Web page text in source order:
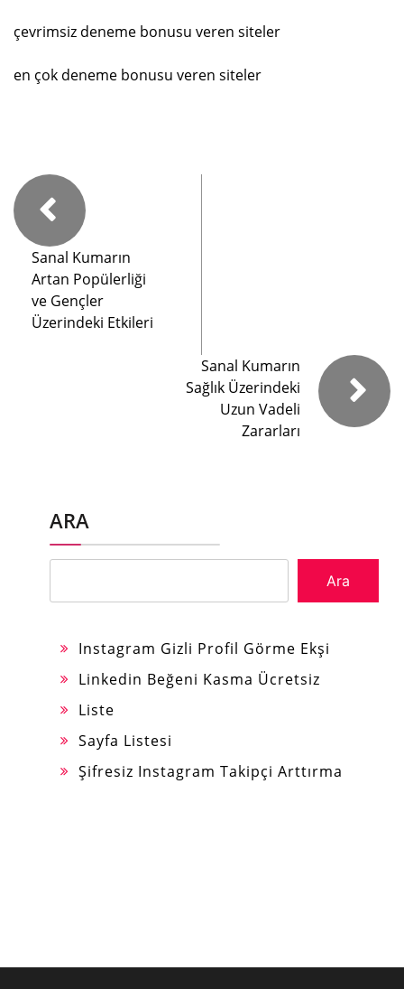
çevrimsiz deneme bonusu veren siteler
en çok deneme bonusu veren siteler
Sanal Kumarın
Artan Popülerliği
ve Gençler
Üzerindeki Etkileri
Sanal Kumarın
Sağlık Üzerindeki
Uzun Vadeli
Zararları
ARA
Ara
Instagram Gizli Profil Görme Ekşi
Linkedin Beğeni Kasma Ücretsiz
Liste
Sayfa Listesi
Şifresiz Instagram Takipçi Arttırma